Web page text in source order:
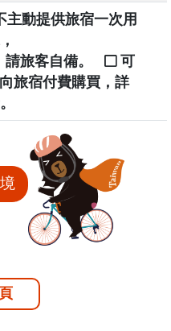
主動提供旅宿一次用
請旅客自備。
可
旅宿付費購買，詳